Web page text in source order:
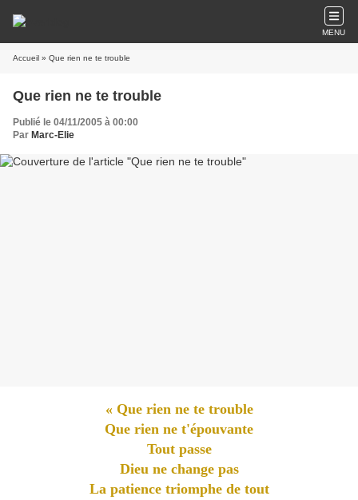
MENU
Accueil » Que rien ne te trouble
Que rien ne te trouble
Publié le 04/11/2005 à 00:00
Par Marc-Elie
« Que rien ne te trouble
Que rien ne t'épouvante
Tout passe
Dieu ne change pas
La patience triomphe de tout